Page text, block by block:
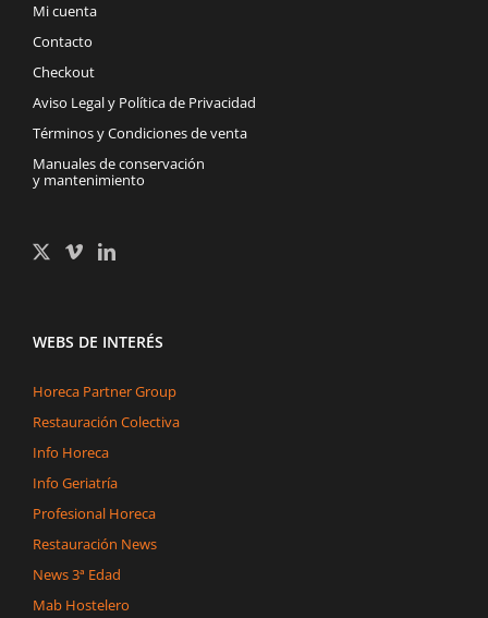
Mi cuenta
Contacto
Checkout
Aviso Legal y Política de Privacidad
Términos y Condiciones de venta
Manuales de conservación
y mantenimiento
WEBS DE INTERÉS
Horeca Partner Group
Restauración Colectiva
Info Horeca
Info Geriatría
Profesional Horeca
Restauración News
News 3ª Edad
Mab Hostelero